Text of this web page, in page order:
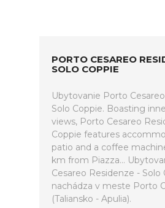
PORTO CESAREO
SOLO COPPIE
Ubytovanie Porto
Solo Coppie. Boasting
views, Porto Cesareo
Coppie features
patio and a coffee
km from Piazza...
Cesareo Residenze - Solo
nachádza v meste Porto
(Taliansko - Apulia).